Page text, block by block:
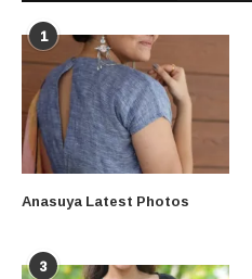
1
Anasuya Latest Photos
3